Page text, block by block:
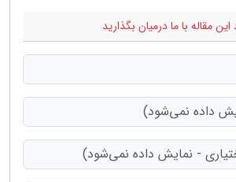
مقاله با ما درمیان بگذارید